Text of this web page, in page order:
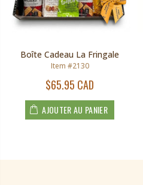
Boîte Cadeau La Fringale
Item #2130
$65.95 CAD
AJOUTER AU PANIER